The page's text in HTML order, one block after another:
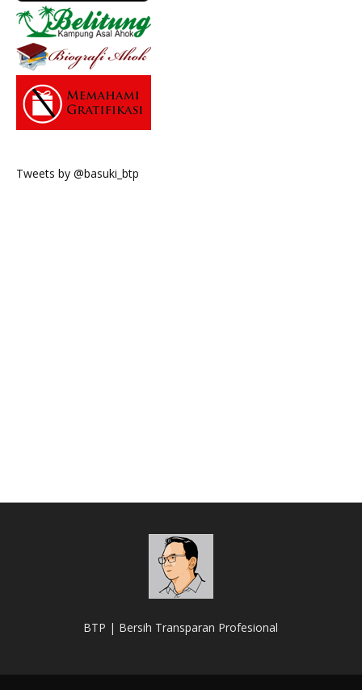
Tweets by @basuki_btp
BTP | Bersih Transparan Profesional